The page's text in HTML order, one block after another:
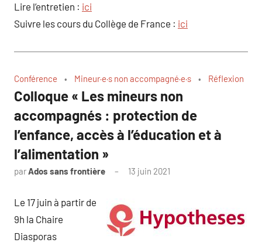
Lire l’entretien : ici
Suivre les cours du Collège de France : ici
Conférence Mineur·e·s non accompagné·e·s Réflexion
Colloque « Les mineurs non
accompagnés : protection de
l’enfance, accès à l’éducation et à
l’alimentation »
parAdos sans frontière 13 juin 2021
Le 17 juin à partir de
9h la Chaire
Diasporas